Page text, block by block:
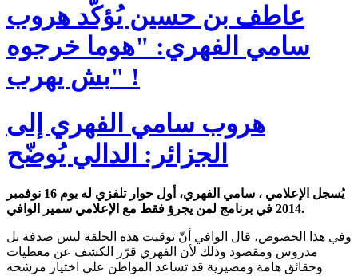
عاطف بن حسين يُؤكّد هروب
سامي الفهري: "هوما خرجوه
بش يهرب" !
هروب سامي الفهري إلى
الجزائر: الدالي يُوضّح
يُسجل الإعلامي ، سامي الفهري، أول حوار تلفزي له يوم 16 نوفمبر
2014 في برنامج لمن يجرؤ فقط مع الإعلامي سمير الوافي.
وفي هذا الخصوص، قال الوافي أنّ توقيت هذه الحلقة ليس صدفة بل
مدروس ومقصود وذلك لأن الفهري قرّر الكشف عن معطيات
وحقائق هامة ومصيرية قد تساعد المواطن على اختيار مرشحه